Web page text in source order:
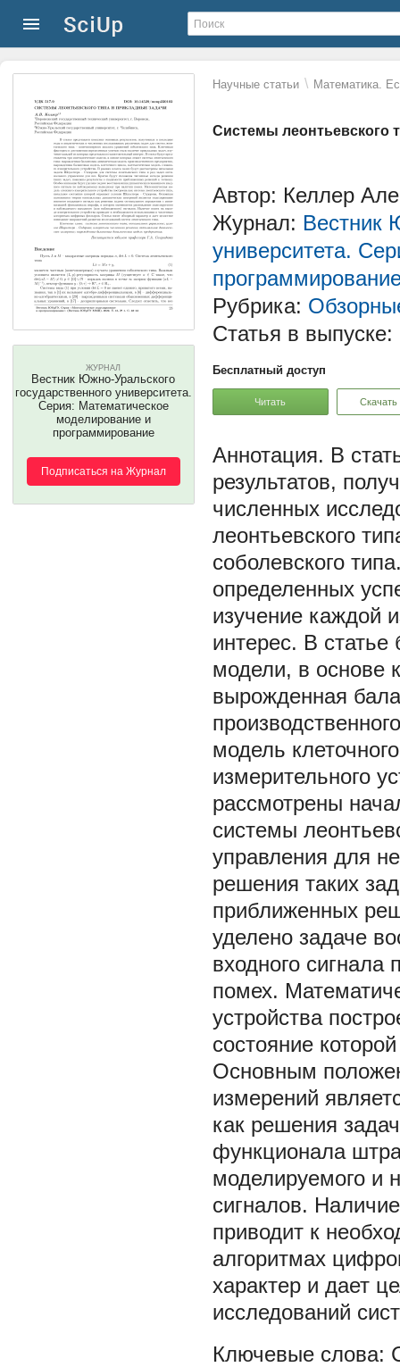
Научные статьи \ Математика.
Системы леонтьевского
ЖУРНАЛ
Вестник Южно-Уральского
государственного университета.
Серия: Математическое
моделирование и
программирование
Подписаться на Журнал
Автор: Келлер
Журнал: Вестник
университета.
Рубрика:
Статья в выпуске:
Бесплатный доступ
Читать Скачать
В
результатов,
численных
леонтьевского
соболевского
определенных
изучение каждой
интерес. В статье
модели, в основе
вырожденная
модель
измерительного
рассмотрены
системы
управления для
решения таких
приближенных
уделено задаче
входного
помех.
устройства
состояние
Основным
измерений
как решения
функционала
моделируемого и
сигналов.
приводит к
алгоритмах
характер и дает
исследований